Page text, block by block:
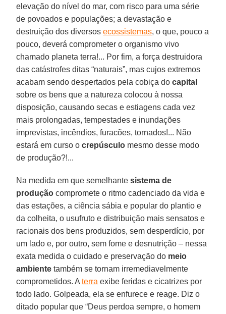
elevação do nível do mar, com risco para uma série
de povoados e populações; a devastação e
destruição dos diversosecossistemas, o que, pouco a
pouco, deverá comprometer o organismo vivo
chamado planeta terra!... Por fim, a força destruidora
das catástrofes ditas “naturais”, mas cujos extremos
acabam sendo despertados pela cobiça docapital
sobre os bens que a natureza colocou à nossa
disposição, causando secas e estiagens cada vez
mais prolongadas, tempestades e inundações
imprevistas, incêndios, furacões, tornados!... Não
estará em curso ocrepúsculo mesmo desse modo
de produção?!...
Na medida em que semelhantesistema de
produção compromete o ritmo cadenciado da vida e
das estações, a ciência sábia e popular do plantio e
da colheita, o usufruto e distribuição mais sensatos e
racionais dos bens produzidos, sem desperdício, por
um lado e, por outro, sem fome e desnutrição – nessa
exata medida o cuidado e preservação do meio
ambiente também se tornam irremediavelmente
comprometidos. Aterra exibe feridas e cicatrizes por
todo lado. Golpeada, ela se enfurece e reage. Diz o
ditado popular que “Deus perdoa sempre, o homem